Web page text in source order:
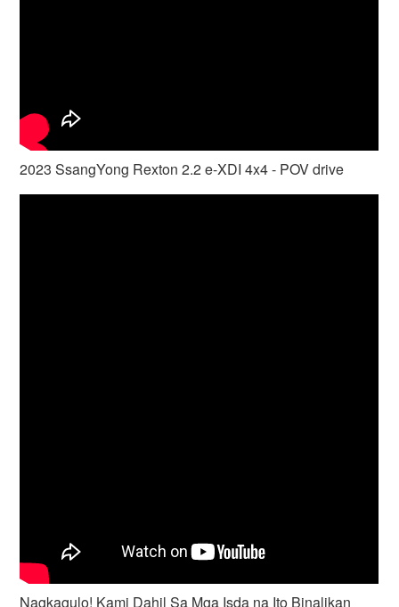
2023 SsangYong Rexton 2.2 e-XDI 4x4 - POV drive
Nagkagulo! Kami Dahil Sa Mga Isda na Ito Binalikan